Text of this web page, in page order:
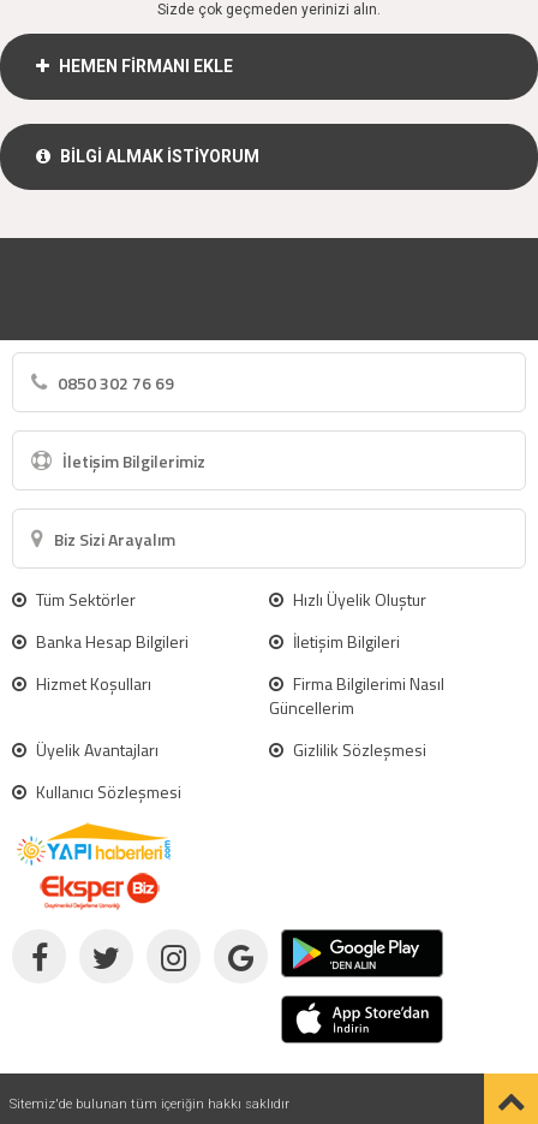
Sizde çok geçmeden yerinizi alın.
HEMEN FİRMANI EKLE
BİLGİ ALMAK İSTİYORUM
0850 302 76 69
İletişim Bilgilerimiz
Biz Sizi Arayalım
Tüm Sektörler
Hızlı Üyelik Oluştur
Banka Hesap Bilgileri
İletişim Bilgileri
Hizmet Koşulları
Firma Bilgilerimi Nasıl
Güncellerim
Üyelik Avantajları
Gizlilik Sözleşmesi
Kullanıcı Sözleşmesi
Sitemiz'de bulunan tüm içeriğin hakkı saklıdır